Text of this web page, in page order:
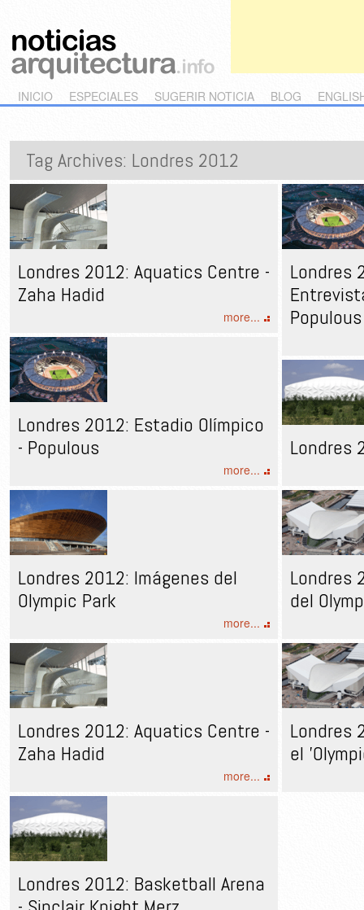
Main menu
Skip to primary content
Skip to secondary content
INICIO ESPECIALES SUGERIR NOTICIA BLOG
Tag Archives: Londres 2012
Londres 2012: Aquatics Centre -
Zaha Hadid
more...
Londres
Populous
Londres 2012: Estadio Olímpico
- Populous
more...
Londres
Londres 2012: Imágenes del
Olympic Park
more...
Londres
del
Londres 2012: Aquatics Centre -
Zaha Hadid
more...
Londres
el
Londres 2012: Basketball Arena